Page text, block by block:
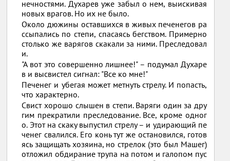
нечностями. Духарев уже забыл о нем, выискивая
новых врагов. Но их не было.
Около дюжины оставшихся в живых печенегов ра
ссыпались по степи, спасаясь бегством. Примерно
столько же варягов скакали за ними. Преследовал
и.
"А вот это совершенно лишнее!" – подумал Духаре
в и высвистел сигнал: "Все ко мне!"
Печенег и убегая может метнуть стрелу. И попасть,
что характерно.
Свист хорошо слышен в степи. Варяги один за дру
гим прекратили преследование. Все, кроме одног
о. Этот на скаку выпустил стрелу – и удирающий пе
ченег свалился. Его конь тут же остановился, готов
ясь защищать хозяина, но стрелок (это был Машег)
отложил обдирание трупа на потом и галопом пус